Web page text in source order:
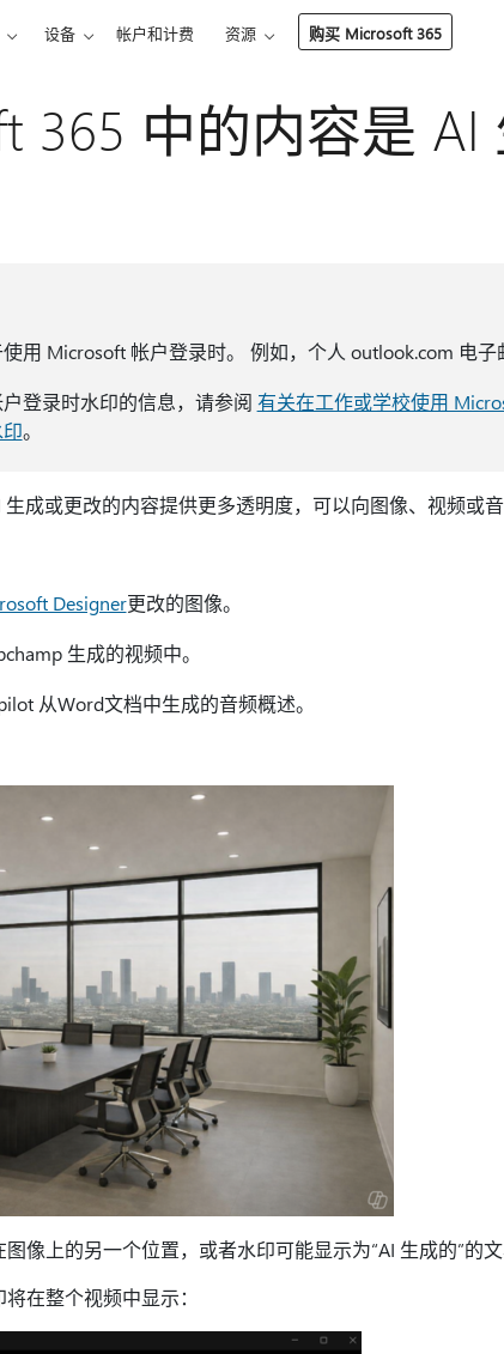
设备 帐户和计费 资源 购买 Microsoft 365
365 中的内容是 AI
用 Microsoft 帐户登录时。 例如，个人 outlook.com 电子
登录时水印的信息，请参阅 有关在工作或学校使用
。
成或更改的内容提供更多透明度，可以向图像、视频或
Designer更改的图像。
生成的视频中。
从Word文档中生成的音频概述。
像上的另一个位置，或者水印可能显示为“AI 生成的”的
在整个视频中显示：